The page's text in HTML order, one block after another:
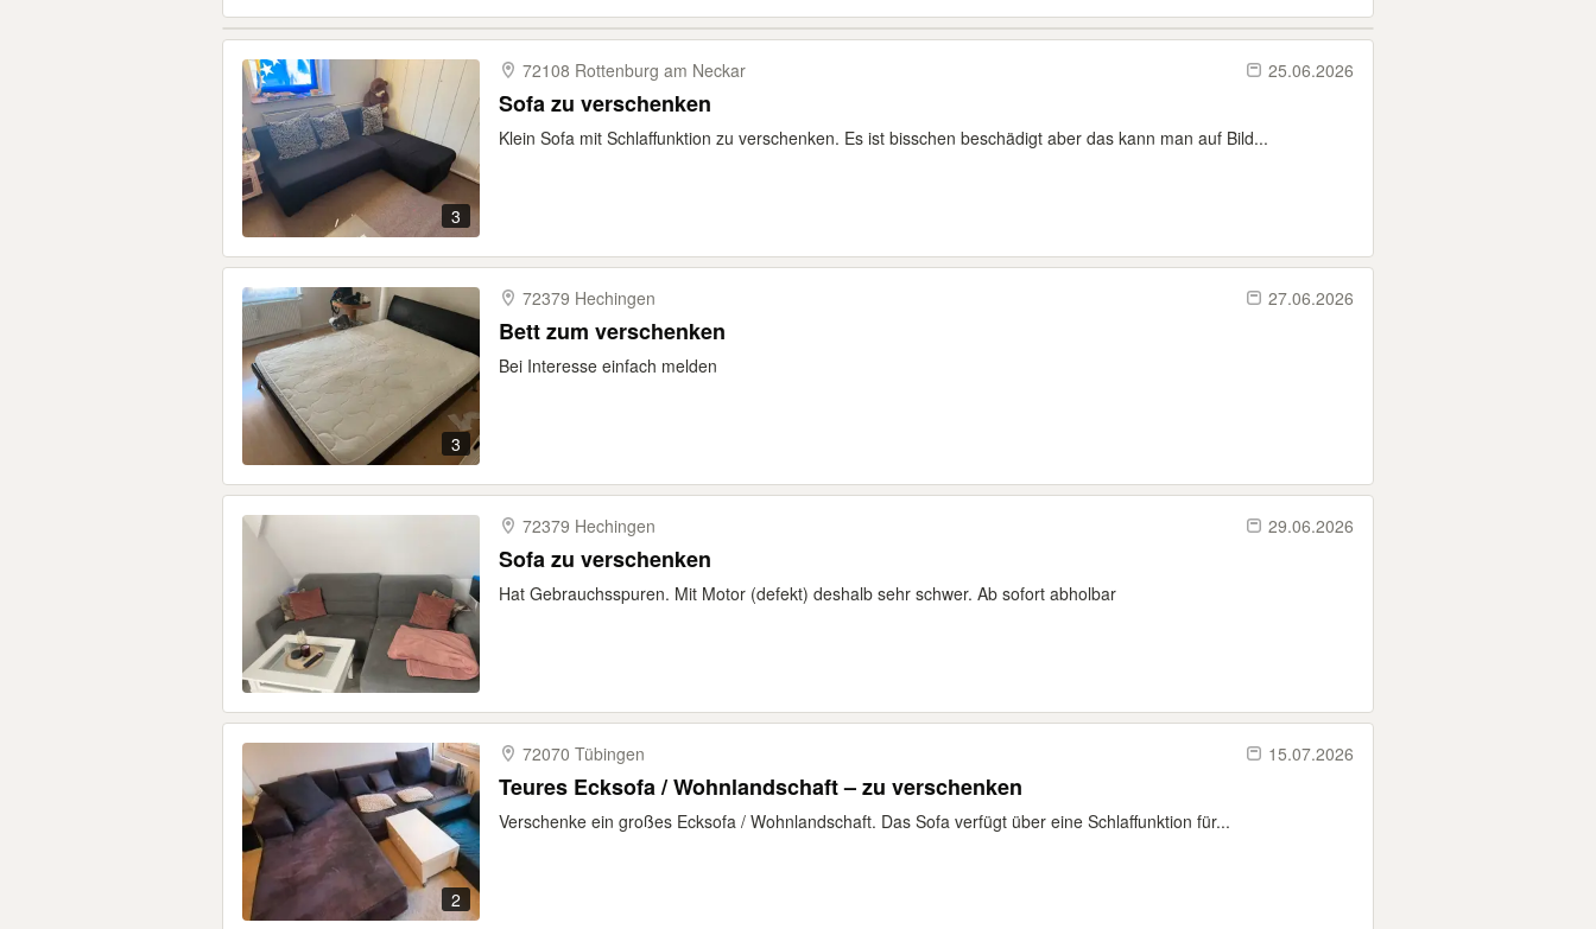
3
72108 Rottenburg am Neckar 25.06.2026
Sofa zu verschenken
Klein Sofa mit Schlaffunktion zu verschenken. Es ist bisschen beschädigt aber das kann man auf Bild...
3
72379 Hechingen 27.06.2026
Bett zum verschenken
Bei Interesse einfach melden
72379 Hechingen 29.06.2026
Sofa zu verschenken
Hat Gebrauchsspuren. Mit Motor (defekt) deshalb sehr schwer. Ab sofort abholbar
2
72070 Tübingen 15.07.2026
Teures Ecksofa / Wohnlandschaft – zu verschenken
Verschenke ein großes Ecksofa / Wohnlandschaft. Das Sofa verfügt über eine Schlaffunktion für...